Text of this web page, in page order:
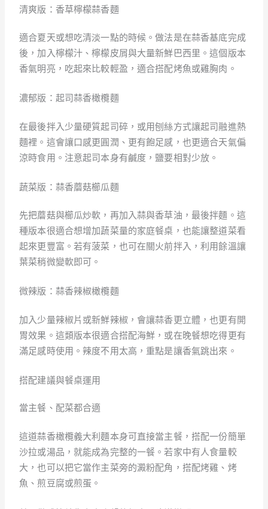
清爽版：香草檸檬蒜香麵
適合夏天或想吃清淡一點的時候。做法是在蒜香基底完成
後，加入檸檬汁、檸檬皮屑與大量新鮮巴西里。這個版本
香氣明亮，吃起來比較輕盈，適合搭配烤魚或雞胸肉。
濃郁版：起司蒜香橄欖麵
在最後拌入少量硬質起司碎，或用刨絲方式讓起司融進熱
麵裡。這會讓口感更圓潤、更有飽足感，也更適合天氣偏
涼時食用。注意起司本身有鹹度，鹽要相對少放。
蔬菜版：蒜香蘑菇櫛瓜麵
先把蘑菇與櫛瓜炒軟，再加入蒜與香草油，最後拌麵。這
種版本很適合想增加蔬菜量的家庭餐桌，也能讓整道菜看
起來更豐富。若有菠菜，也可在關火前拌入，利用餘溫讓
葉菜稍微變軟即可。
微辣版：蒜香辣椒橄欖麵
加入少量辣椒片或新鮮辣椒，會讓蒜香更立體，也更有開
胃效果。這類版本很適合搭配海鮮，或在晚餐想吃得更有
滿足感時使用。辣度不用太高，重點是讓香氣跳出來。
搭配建議與餐桌運用
當主餐、配菜都合適
這道蒜香橄欖義大利麵本身可直接當主餐，搭配一份簡單
沙拉或湯品，就能成為完整的一餐。若家中有人食量較
大，也可以把它當作主菜旁的澱粉配角，搭配烤雞、烤
魚、煎豆腐或煎蛋。